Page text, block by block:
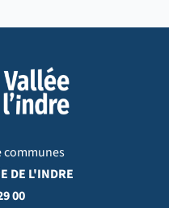
communes
DE L'INDRE
00